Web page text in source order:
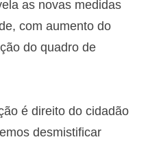
as novas medidas
com aumento do
do quadro de
é direito do cidadão
desmistificar